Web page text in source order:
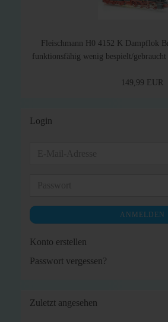
Fleischmann H0 4152 K Dampflok
funktionsfähig wenig bespielt/
149,99 EUR
Login
ANMELDEN
Konto erstellen
Passwort vergessen?
Zuletzt angesehen